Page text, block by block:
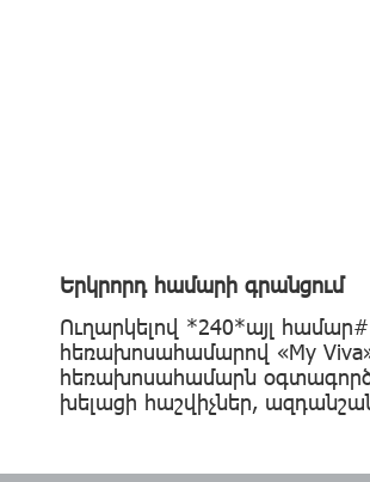
Երկրորդ համարի գրանցում
Ուղարկելով *240*այլ
հեռախոսահամարով «My
հեռախոսահամարն
խելացի հաշվիչներ,